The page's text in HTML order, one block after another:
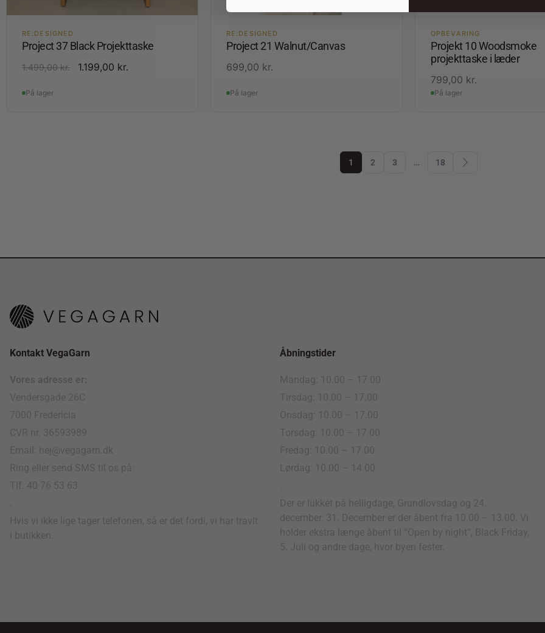
RE:DESIGNED
Project 37 Black Projekttaske
1.499,00kr. 1.199,00 kr.
På lager
RE:DESIGNED
Project 21 Walnut/Canvas
699,00 kr.
På lager
OPBEVARING
Projekt 10 Woodsmoke
projekttaske i læder
799,00 kr.
På lager
1 2 3 … 18
Kontakt VegaGarn
Vores adresse er:
Vendersgade 26C
7000 Fredericia
CVR nr. 36593989
Email: hej@vegagarn.dk
Ring eller send SMS til os på:
Tlf. 40 76 53 63
Hvis vi ikke lige tager telefonen, så er det fordi, vi har travlt
i butikken.
Åbningstider
Mandag: 10.00 – 17.00
Tirsdag: 10.00 – 17.00
Onsdag: 10.00 – 17.00
Torsdag: 10.00 – 17.00
Fredag: 10.00 – 17.00
Lørdag: 10.00 – 14.00
Der er lukket på helligdage, Grundlovsdag og 24.
december. 31. December er der åbent fra 10.00 – 13.00. Vi
holder ekstra længe åbent til “Open by night”, Black Friday,
5. Juli og andre dage, hvor byen fester.